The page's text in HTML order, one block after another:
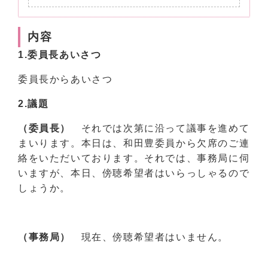
内容
1.委員長あいさつ
委員長からあいさつ
2.議題
（委員長）
それでは次第に沿って議事を進めて
まいります。本日は、和田豊委員から欠席のご連
絡をいただいております。それでは、事務局に伺
いますが、本日、傍聴希望者はいらっしゃるので
しょうか。
（事務局） 現在、傍聴希望者はいません。